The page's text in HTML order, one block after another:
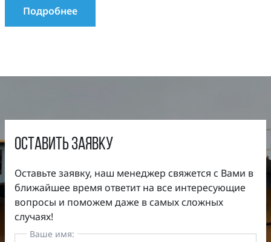
Подробнее
оставить заявку
Оставьте заявку, наш менеджер свяжется с Вами в
ближайшее время ответит на все интересующие
вопросы и поможем даже в самых сложных
случаях!
Ваше имя: